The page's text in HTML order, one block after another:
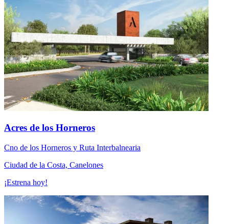
Acres de los Horneros
Cno de los Horneros y Ruta Interbalnearia
Ciudad de la Costa, Canelones
¡Estrena hoy!